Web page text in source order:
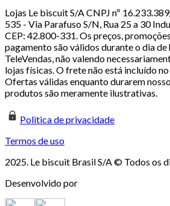
Lojas Le biscuit S/A CNPJ nº
535 - Via Parafuso S/N, Rua 25 a 30
CEP: 42.800-331. Os preços,
pagamento são válidos durante o dia de
TeleVendas, não valendo
lojas físicas. O frete não está incluído
Ofertas válidas enquanto durarem
produtos são meramente ilustrativas.
Politica de privacidade
Termos de uso
2025. Le biscuit Brasil S/A © Todos os
Desenvolvido por